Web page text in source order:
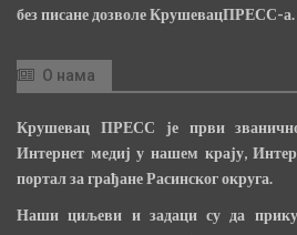
без писане дозволе КрушевацПРЕСС-а.
О нама
Крушевац ПРЕСС је први
Интернет медиј у нашем крају,
портал за грађане Расинског округа.
Наши циљеви и задаци су да